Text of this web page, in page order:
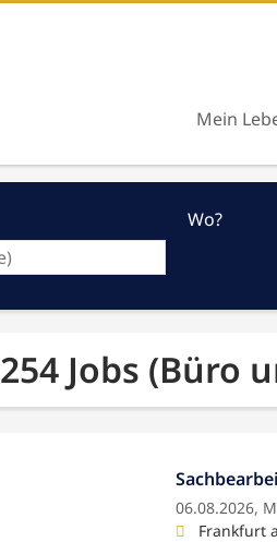
Mein
Wo?
254 Jobs (Büro
06.08.2026,
Frankfurt